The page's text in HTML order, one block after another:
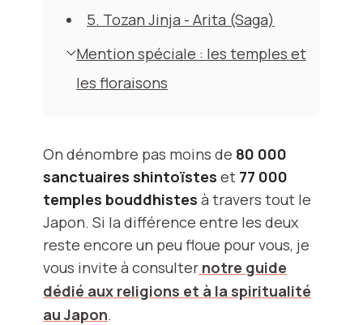
5. Tozan Jinja - Arita (Saga)
Mention spéciale : les temples et
les floraisons
On dénombre pas moins de 80 000
sanctuaires shintoïstes et 77 000
temples bouddhistes à travers tout le
Japon. Si la différence entre les deux
reste encore un peu floue pour vous, je
vous invite à consulter notre guide
dédié aux religions et à la spiritualité
au Japon.